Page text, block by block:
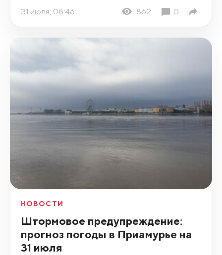
31 июля, 08:46 862 0
НОВОСТИ
Штормовое предупреждение:
прогноз погоды в Приамурье на
31 июля